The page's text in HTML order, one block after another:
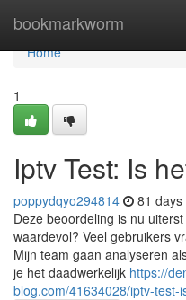
bookmarkworm
Home
Home
1
Iptv Test: Is
poppydqyo294814 81 days
Deze beoordeling is nu
waardevol? Veel gebruikers
Mijn team gaan analyseren
je het daadwerkelijk https://
blog.com/41634028/iptv-test-